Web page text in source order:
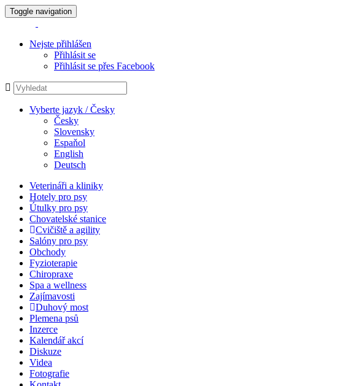
Toggle navigation
Nejste přihlášen
Přihlásit se
Přihlásit se přes Facebook
Vyberte jazyk / Česky
Česky
Slovensky
Espaňol
English
Deutsch
Veterináři a kliniky
Hotely pro psy
Útulky pro psy
Chovatelské stanice
Cvičiště a agility
Salóny pro psy
Obchody
Fyzioterapie
Chiropraxe
Spa a wellness
Zajímavosti
Duhový most
Plemena psů
Inzerce
Kalendář akcí
Diskuze
Videa
Fotografie